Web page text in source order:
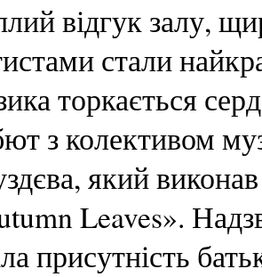
відгук залу,
стали
торкається
з колективом
який
Leaves».
присутність